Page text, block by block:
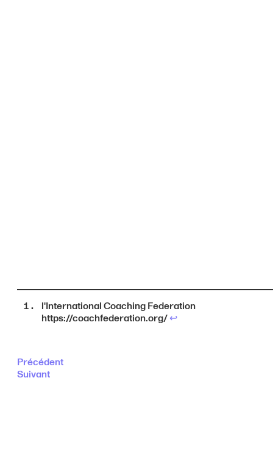
l'International Coaching Federation
https://coachfederation.org/↩︎
Précédent
Suivant